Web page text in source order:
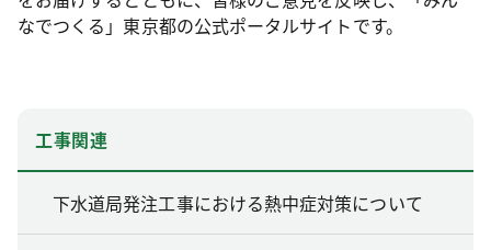
なでつくる」東京都の公式ポータルサイトです。
工事関連
下水道局発注工事における熱中症対策について